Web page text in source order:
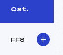
Cat.
FFS